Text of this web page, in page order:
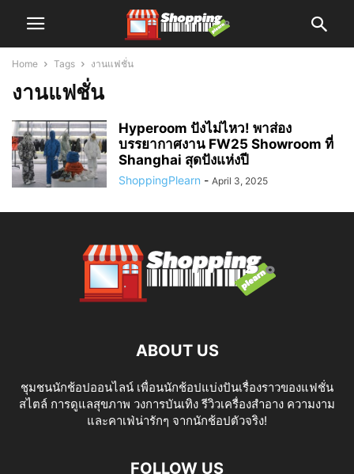
Home Tags งานแฟชั่น
งานแฟชั่น
Hyperoom ปังไม่ไหว! พาส่อง
บรรยากาศงาน FW25 Showroom ที่
Shanghai สุดปังแห่งปี
ShoppingPlearn - April 3, 2025
ABOUT US
ชุมชนนักช้อปออนไลน์ เพื่อนนักช้อปแบ่งปันเรื่องราวของแฟชั่น
สไตล์ การดูแลสุขภาพ วงการบันเทิง รีวิวเครื่องสำอาง ความงาม
และคาเฟ่น่ารักๆ จากนักช้อปตัวจริง!
FOLLOW US